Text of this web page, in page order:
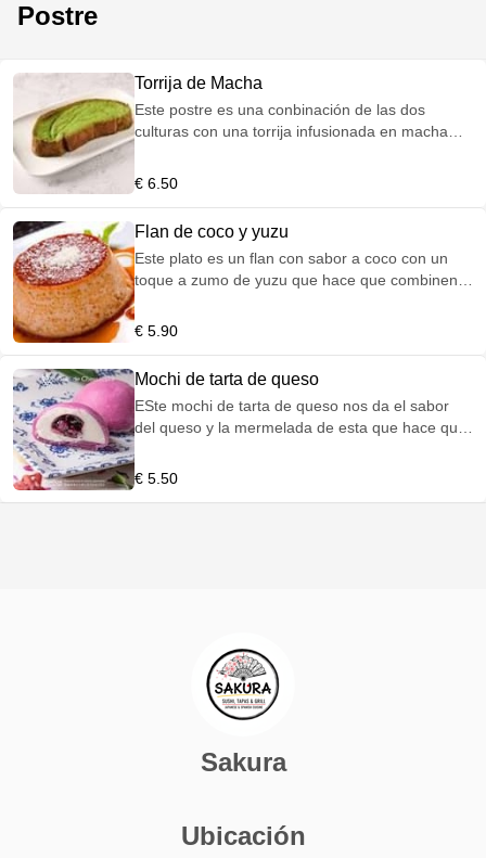
Postre
Torrija de Macha
Este postre es una conbinación de las dos
culturas con una torrija infusionada en macha
€ 6.50
Flan de coco y yuzu
Este plato es un flan con sabor a coco con un
toque a zumo de yuzu que hace que combinen a
€ 5.90
Mochi de tarta de queso
ESte mochi de tarta de queso nos da el sabor
del queso y la mermelada de esta que hace que
€ 5.50
Sakura
Ubicación